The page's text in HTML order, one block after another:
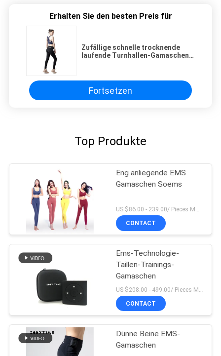
Erhalten Sie den besten Preis für
Zufällige schnelle trocknende
laufende Turnhallen-Gamaschen-
Fortsetzen
Top Produkte
Eng anliegende EMS
Gamaschen Soems
CONTACT
Ems-Technologie-
Taillen-Trainings-
Gamaschen
CONTACT
Dünne Beine EMS-
Gamaschen